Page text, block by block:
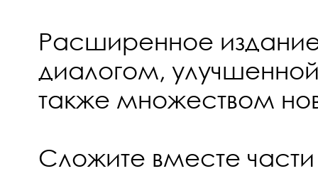
Расширенное
диалогом,
также множеством
Сложите вместе